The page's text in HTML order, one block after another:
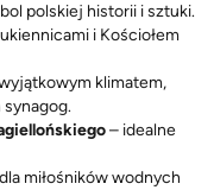
polskiej historii i sztuki.
i Kościołem
klimatem,
synagog.
– idealne
miłośników wodnych